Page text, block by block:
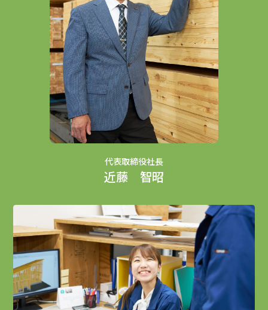
代表取締役社長
近藤 智昭